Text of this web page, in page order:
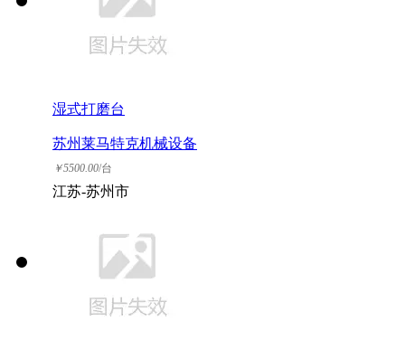
湿式打磨台
苏州莱马特克机械设备
有限公司
￥5500.00/台
江苏-苏州市